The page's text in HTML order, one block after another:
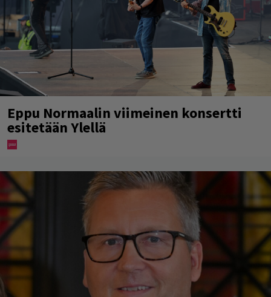
Eppu Normaalin viimeinen konsertti
esitetään Ylellä